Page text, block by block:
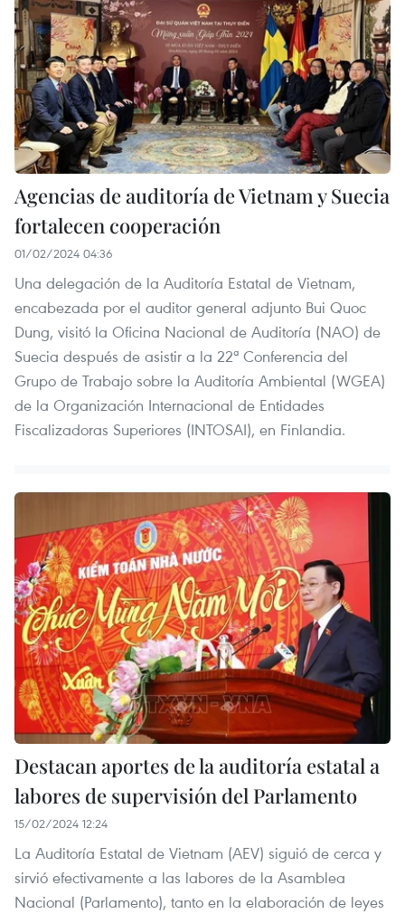
Agencias de auditoría de Vietnam y Suecia
fortalecen cooperación
01/02/2024 04:36
Una delegación de la Auditoría Estatal de Vietnam,
encabezada por el auditor general adjunto Bui Quoc
Dung, visitó la Oficina Nacional de Auditoría (NAO) de
Suecia después de asistir a la 22ª Conferencia del
Grupo de Trabajo sobre la Auditoría Ambiental (WGEA)
de la Organización Internacional de Entidades
Fiscalizadoras Superiores (INTOSAI), en Finlandia.
Destacan aportes de la auditoría estatal a
labores de supervisión del Parlamento
15/02/2024 12:24
La Auditoría Estatal de Vietnam (AEV) siguió de cerca y
sirvió efectivamente a las labores de la Asamblea
Nacional (Parlamento), tanto en la elaboración de leyes